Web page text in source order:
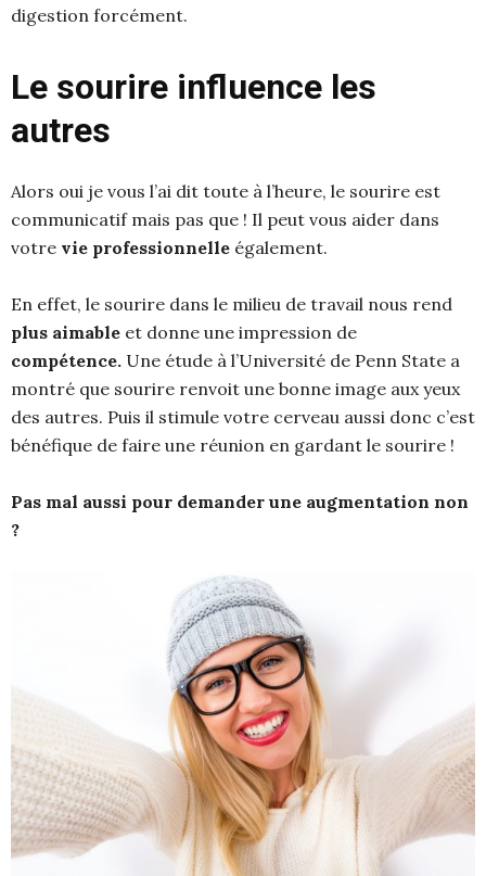
digestion forcément.
Le sourire influence les
autres
Alors oui je vous l’ai dit toute à l’heure, le sourire est
communicatif mais pas que ! Il peut vous aider dans
votre vie professionnelle également.
En effet, le sourire dans le milieu de travail nous rend
plus aimable et donne une impression de
compétence. Une étude à l’Université de Penn State a
montré que sourire renvoit une bonne image aux yeux
des autres. Puis il stimule votre cerveau aussi donc c’est
bénéfique de faire une réunion en gardant le sourire !
Pas mal aussi pour demander une augmentation non
?